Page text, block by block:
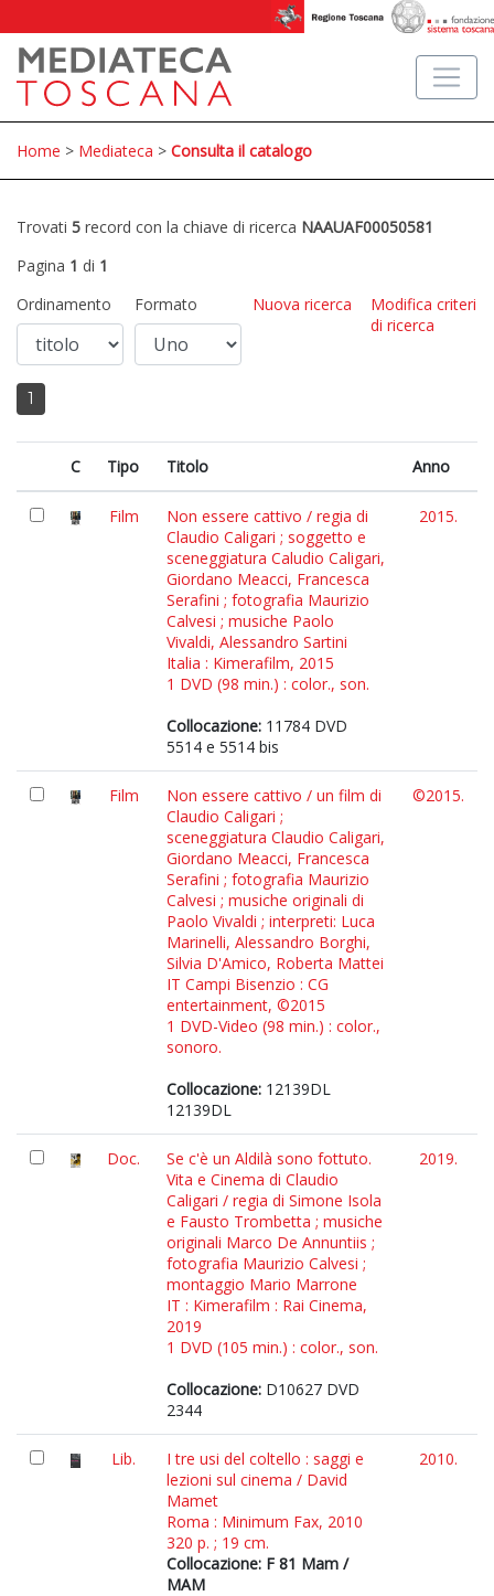
Home > Mediateca > Consulta il catalogo
Trovati 5 record con la chiave di ricerca NAAUAF00050581
Pagina 1 di 1
Ordinamento
Formato Nuova ricerca
Modifica criteri
di ricerca
1
C Tipo Titolo Anno
Film
Non essere cattivo / regia di
Claudio Caligari ; soggetto e
sceneggiatura Caludio Caligari,
Giordano Meacci, Francesca
Serafini ; fotografia Maurizio
Calvesi ; musiche Paolo
Vivaldi, Alessandro Sartini
Italia : Kimerafilm, 2015
1 DVD (98 min.) : color., son.
Collocazione: 11784 DVD
5514 e 5514 bis
2015.
Film
Non essere cattivo / un film di
Claudio Caligari ;
sceneggiatura Claudio Caligari,
Giordano Meacci, Francesca
Serafini ; fotografia Maurizio
Calvesi ; musiche originali di
Paolo Vivaldi ; interpreti: Luca
Marinelli, Alessandro Borghi,
Silvia D'Amico, Roberta Mattei
IT Campi Bisenzio : CG
entertainment, ©2015
1 DVD-Video (98 min.) : color.,
sonoro.
Collocazione: 12139DL
12139DL
©2015.
Doc.
Se c'è un Aldilà sono fottuto.
Vita e Cinema di Claudio
Caligari / regia di Simone Isola
e Fausto Trombetta ; musiche
originali Marco De Annuntiis ;
fotografia Maurizio Calvesi ;
montaggio Mario Marrone
IT : Kimerafilm : Rai Cinema,
2019
1 DVD (105 min.) : color., son.
Collocazione: D10627 DVD
2344
2019.
Lib.
I tre usi del coltello : saggi e
lezioni sul cinema / David
Mamet
Roma : Minimum Fax, 2010
320 p. ; 19 cm.
Collocazione: F 81 Mam /
MAM
2010.